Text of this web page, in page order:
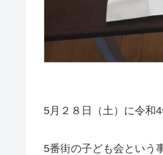
5月２８日（土）に令和
5番街の子ども会という